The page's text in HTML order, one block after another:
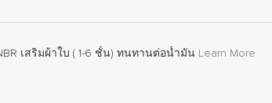
เสริมผ้าใบ ( 1-6 ชั้น) ทนทานต่อน้ำมัน Learn More